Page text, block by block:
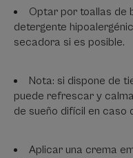
Optar por toallas de
detergente
secadora si es posible.
Nota: si dispone de
puede refrescar y
de sueño difícil en caso
Aplicar una crema